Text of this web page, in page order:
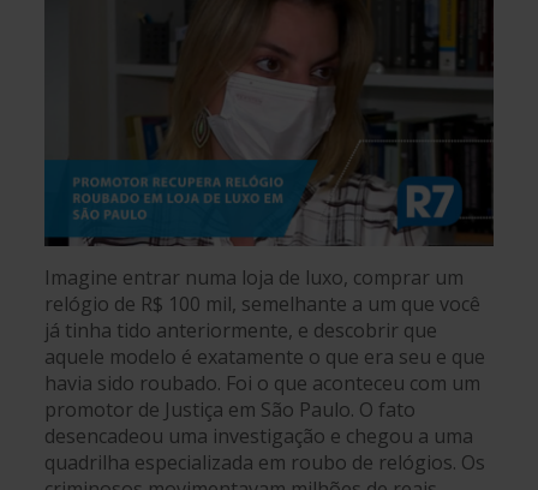
Imagine entrar numa loja de luxo, comprar um
relógio de R$ 100 mil, semelhante a um que você
já tinha tido anteriormente, e descobrir que
aquele modelo é exatamente o que era seu e que
havia sido roubado. Foi o que aconteceu com um
promotor de Justiça em São Paulo. O fato
desencadeou uma investigação e chegou a uma
quadrilha especializada em roubo de relógios. Os